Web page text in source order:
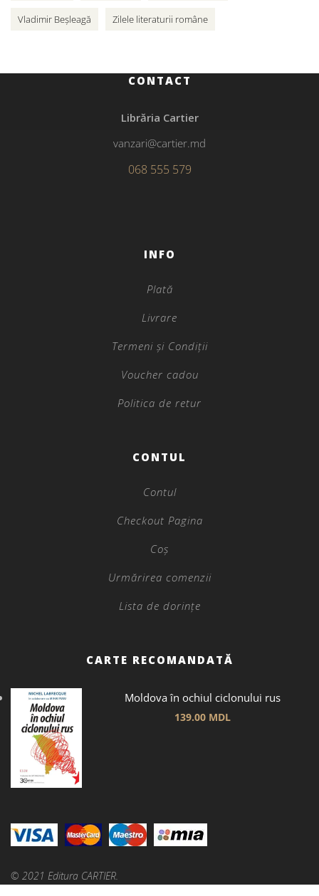
Vladimir Beșleagă Zilele literaturii române
CONTACT
Librăria Cartier
vanzari@cartier.md
068 555 579
INFO
Plată
Livrare
Termeni și Condiții
Voucher cadou
Politica de retur
CONTUL
Contul
Checkout Pagina
Coș
Urmărirea comenzii
Lista de dorințe
CARTE RECOMANDATĂ
Moldova în ochiul ciclonului rus
139.00 MDL
© 2021 Editura CARTIER.